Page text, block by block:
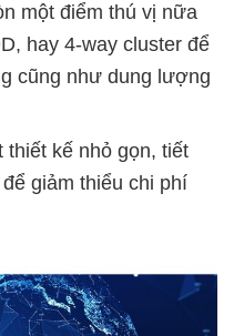
một điểm thú vị nữa
hay 4-way cluster để
cũng như dung lượng
thiết kế nhỏ gọn, tiết
giảm thiểu chi phí